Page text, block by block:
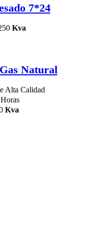
7*24
Kva
Natural
Alta Calidad
Kva